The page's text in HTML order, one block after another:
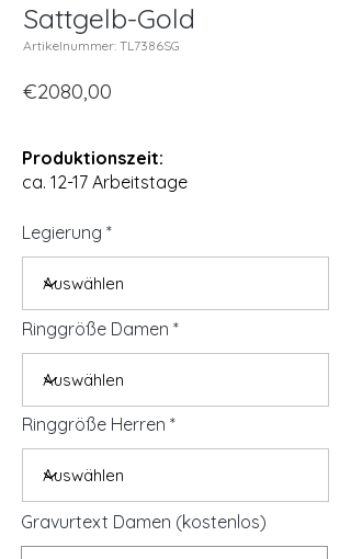
Sattgelb-Gold
Artikelnummer: TL7386SG
€2080,00
Produktionszeit:
ca. 12-17 Arbeitstage
Legierung
Ringgröße Damen
Ringgröße Herren
Gravurtext Damen (kostenlos)